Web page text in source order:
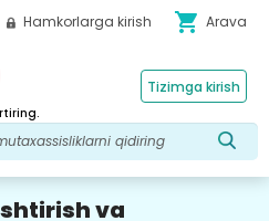
Hamkorlarga kirish shopping_cart Arava
Tizimga kirish
va